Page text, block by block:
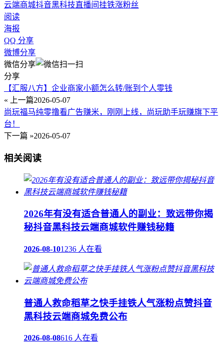
云端商城抖音黑科技直播间挂铁涨粉丝
阅读
海报
QQ 分享
微博分享
微信分享
分享
【汇服八方】企业商家小额怎么转/账到个人零钱
« 上一篇2026-05-07
尚玩福马纯零撸看广告赚米，刚刚上线，尚玩助手玩赚旗下平
台！
下一篇 »2026-05-07
相关阅读
2026年有没有适合普通人的副业：致远带你揭
秘抖音黑科技云端商城软件赚钱秘籍
2026-08-101236 人在看
普通人救命稻草之快手挂铁人气涨粉点赞抖音
黑科技云端商城免费公布
2026-08-08616 人在看